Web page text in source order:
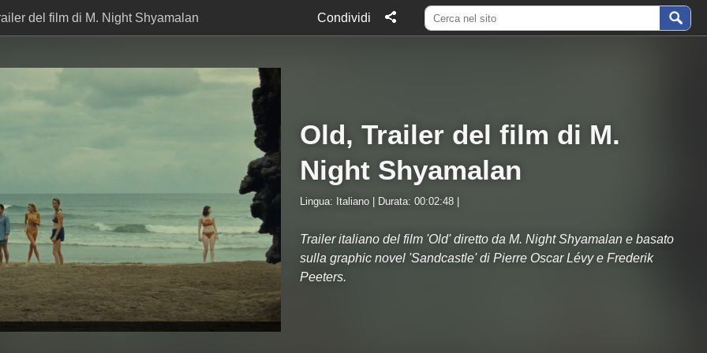
del film di M. Night Shyamalan Condividi
Old, Trailer del film di M.
Night Shyamalan
Lingua: Italiano | Durata: 00:02:48 |
Trailer italiano del film 'Old' diretto da M. Night Shyamalan e basato
sulla graphic novel 'Sandcastle' di Pierre Oscar Lévy e Frederik
Peeters.